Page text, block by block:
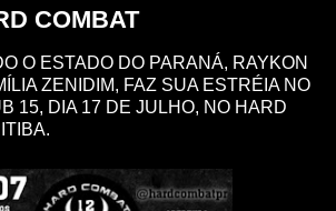
COMBAT
O ESTADO DO PARANÁ, RAYKON
ZENIDIM, FAZ SUA ESTRÉIA NO
15, DIA 17 DE JULHO, NO HARD